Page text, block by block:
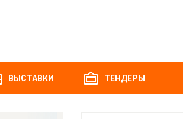
ВЫСТАВКИ ТЕНДЕРЫ